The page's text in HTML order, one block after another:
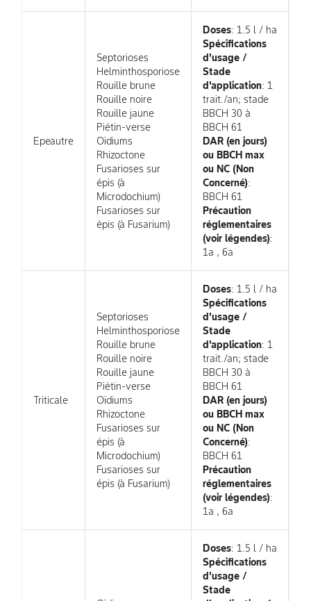
Epeautre
Septorioses
Helminthosporiose
Rouille brune
Rouille noire
Rouille jaune
Piétin-verse
Oïdiums
Rhizoctone
Fusarioses sur
épis (à
Microdochium)
Fusarioses sur
épis (à Fusarium)
Doses: 1.5 l / ha
Spécifications
d'usage /
Stade
d'application: 1
trait./an; stade
BBCH 30 à
BBCH 61
DAR (en jours)
ou BBCH max
ou NC (Non
Concerné):
BBCH 61
Précaution
réglementaires
(voir légendes):
1a , 6a
Triticale
Septorioses
Helminthosporiose
Rouille brune
Rouille noire
Rouille jaune
Piétin-verse
Oïdiums
Rhizoctone
Fusarioses sur
épis (à
Microdochium)
Fusarioses sur
épis (à Fusarium)
Doses: 1.5 l / ha
Spécifications
d'usage /
Stade
d'application: 1
trait./an; stade
BBCH 30 à
BBCH 61
DAR (en jours)
ou BBCH max
ou NC (Non
Concerné):
BBCH 61
Précaution
réglementaires
(voir légendes):
1a , 6a
Doses: 1.5 l / ha
Spécifications
d'usage /
Stade